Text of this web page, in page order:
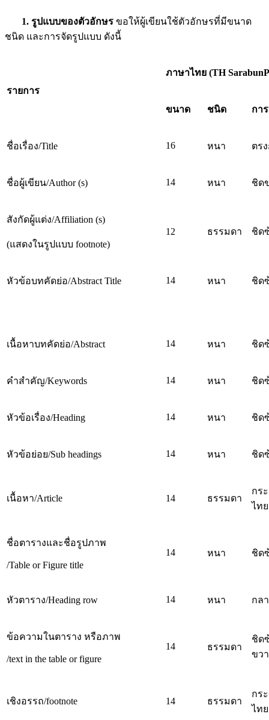
1. รูปแบบของตัวอักษร ขอให้ผู้เขียนใช้ตัวอักษรที่มีขนาด
ชนิด และการจัดรูปแบบ ดังนี้
รายการ
ภาษาไทย (TH
ขนาด ชนิด กา
ชื่อเรื่อง/Title 16 หนา ตร
ชื่อผู้เขียน/Author (s) 14 หนา ชิด
สังกัดผู้แต่ง/Affiliation (s)
(แสดงในรูปแบบ footnote)
12 ธรรมดา ชิด
หัวข้อบทคัดย่อ/Abstract Title 14 หนา ชิด
เนื้อหาบทคัดย่อ/Abstract 14 หนา ชิด
คำสำคัญ/Keywords 14 หนา ชิด
หัวข้อเรื่อง/Heading 14 หนา ชิด
หัวข้อย่อย/Sub headings 14 หนา ชิด
เนื้อหา/Article 14 ธรรมดา
กร
ไทย
ชื่อตารางและชื่อรูปภาพ
/Table or Figure title
14 หนา ชิด
หัวตาราง/Heading row 14 หนา กล
ข้อความในตาราง หรือภาพ
/text in the table or figure
14 ธรรมดา
ชิด
ขวา
เชิงอรรถ/footnote 14 ธรรมดา
กร
ไทย